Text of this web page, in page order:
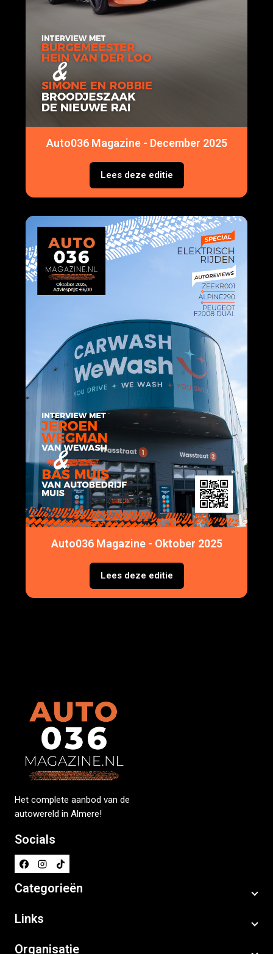
Auto036 Magazine - December 2025
Lees deze editie
Auto036 Magazine - Oktober 2025
Lees deze editie
Het complete aanbod van de
autowereld in Almere!
Socials
Categorieën
Links
Organisatie